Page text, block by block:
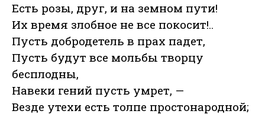
Есть розы, друг, и на земном пути!
Их время злобное не все покосит!..
Пусть добродетель в прах падет,
Пусть будут все мольбы творцу
бесплодны,
Навеки гений пусть умрет, —
Везде утехи есть толпе простонародной;